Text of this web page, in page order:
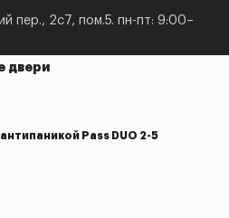
пер., 2с7, пом.5. пн-пт: 9:00–
двери
Pass DUO 2-5